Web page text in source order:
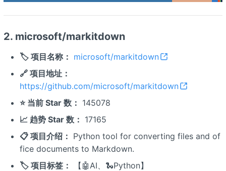
2. microsoft/markitdown
🏷️ 项目名称： microsoft/markitdown
🔗 项目地址：
https://github.com/microsoft/markitdown
⭐ 当前 Star 数： 145078
📈 趋势 Star 数： 17165
📋 项目介绍： Python tool for converting files and of
fice documents to Markdown.
🏷️ 项目标签：
【🤖AI、🐍Python】